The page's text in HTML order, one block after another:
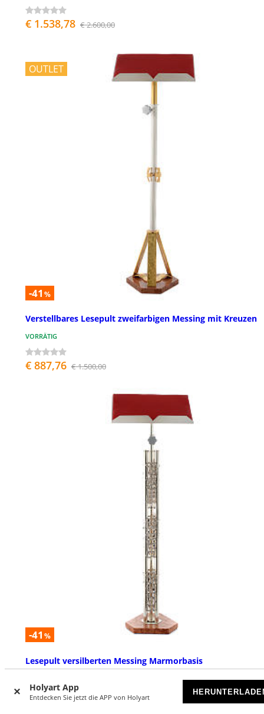
Holyart App
Entdecken Sie jetzt die APP von Holyart
€ 1.538,78 € 2.600,00
OUTLET
-41 %
Verstellbares Lesepult zweifarbigen Messing mit Kreuzen
VORRÄTIG
€ 887,76 € 1.500,00
-41 %
Lesepult versilberten Messing Marmorbasis